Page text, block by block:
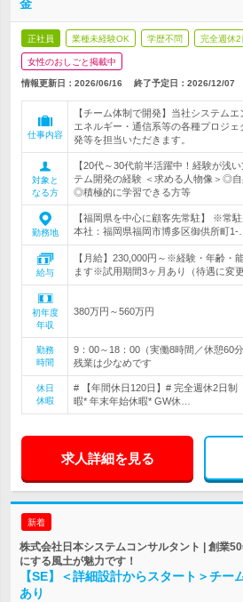
金
正社員 業種未経験OK 学歴不問 完全週休2
女性のおしごと掲載中
情報更新日：2026/06/16 終了予定日： 2026/12/07
仕事内容
【チーム体制で開発】当社システム
エネルギー・通信系等の各種プロジ
発等を担当いただきます。
対象と
なる方
【20代～30代前半活躍中！経験が浅
テム開発の経験 ＜求める人物像＞◎
◎積極的に学習できる方等
勤務地
【福岡県を中心に顧客先常駐】 ※常
本社：福岡県福岡市博多区御供所町1-…
給与
【月給】230,000円～※経験・年齢・
ます※試用期間3ヶ月あり（待遇に変更
初年度
年収
380万円～560万円
勤務
時間
9：00～18：00（実働8時間／休憩60
残業は少なめです
休日
休暇
# 【年間休日120日】# 完全週休2日制
暇* 年末年始休暇* GW休…
求人詳細を見る
新着
株式会社日本システムコンサルタント | 創業
にする風土が魅力です！
【SE】＜詳細設計からスタート＞チー
あり